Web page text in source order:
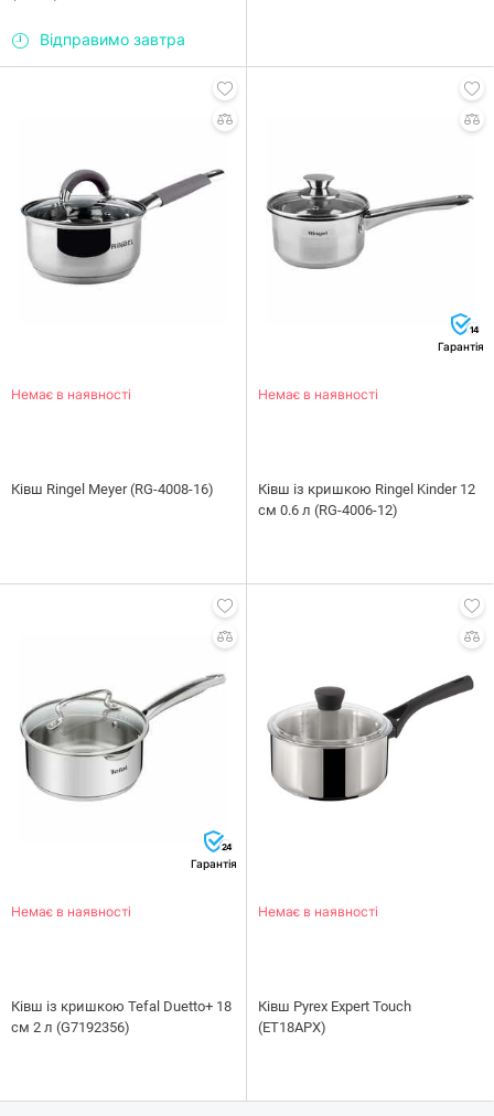
Відправимо завтра
Немає в наявності
Ківш Ringel Meyer (RG-4008-16)
14
Гарантія
Немає в наявності
Ківш із кришкою Ringel Kinder 12
см 0.6 л (RG-4006-12)
24
Гарантія
Немає в наявності
Ківш із кришкою Tefal Duetto+ 18
см 2 л (G7192356)
Немає в наявності
Ківш Pyrex Expert Touch
(ET18APX)